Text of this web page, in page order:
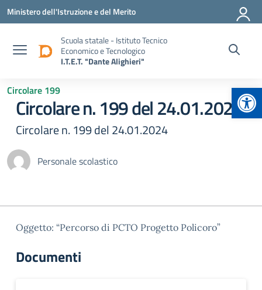
Vai ai contenuti
Vai al menu di navigazione
Vai al footer
Ministero dell'Istruzione e del Merito
Scuola statale - Istituto Tecnico
Economico e Tecnologico
I.T.E.T. "Dante Alighieri"
Circolare 199
Circolare n. 199 del 24.01.2024
Circolare n. 199 del 24.01.2024
Personale scolastico
Oggetto: “Percorso di PCTO Progetto Policoro”
Documenti